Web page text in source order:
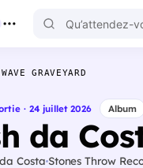
GRAVEYARD
· 24 juillet 2026 Album
da
Costa Stones Throw